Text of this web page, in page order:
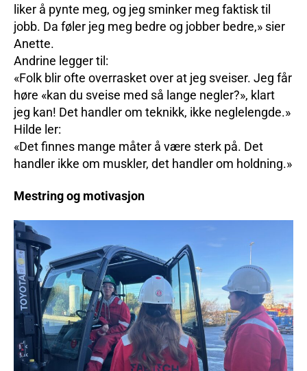
liker å pynte meg, og jeg sminker meg faktisk til
jobb. Da føler jeg meg bedre og jobber bedre,» sier
Anette.
Andrine legger til:
«Folk blir ofte overrasket over at jeg sveiser. Jeg får
høre «kan du sveise med så lange negler?», klart
jeg kan! Det handler om teknikk, ikke neglelengde.»
Hilde ler:
«Det finnes mange måter å være sterk på. Det
handler ikke om muskler, det handler om holdning.»
Mestring og motivasjon